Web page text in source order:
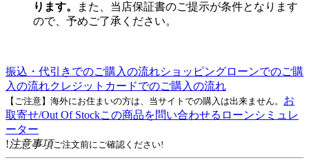
ります。
また、当店保証書のご提示が条件となります
ので、予めご了承ください。
振込・代引きでのご購入の流れショッピングローンでのご購
入の流れクレジットカードでのご購入の流れ
【ご注意】海外にお住まいの方は、当サイトでの購入は出来ません。 お
取寄せ/Out Of Stockこの商品を問い合わせる ローンシミュレ
ーター
!注意事項ご注文前にご確認ください!